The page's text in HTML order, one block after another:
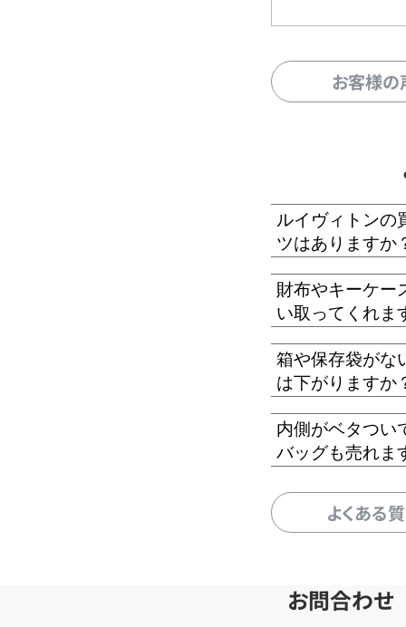
お客様
ルイヴィトンの
ツはありますか
財布やキーケー
い取ってくれま
箱や保存袋がな
は下がりますか
内側がベタつい
バッグも売れま
よくある
お問合わせ